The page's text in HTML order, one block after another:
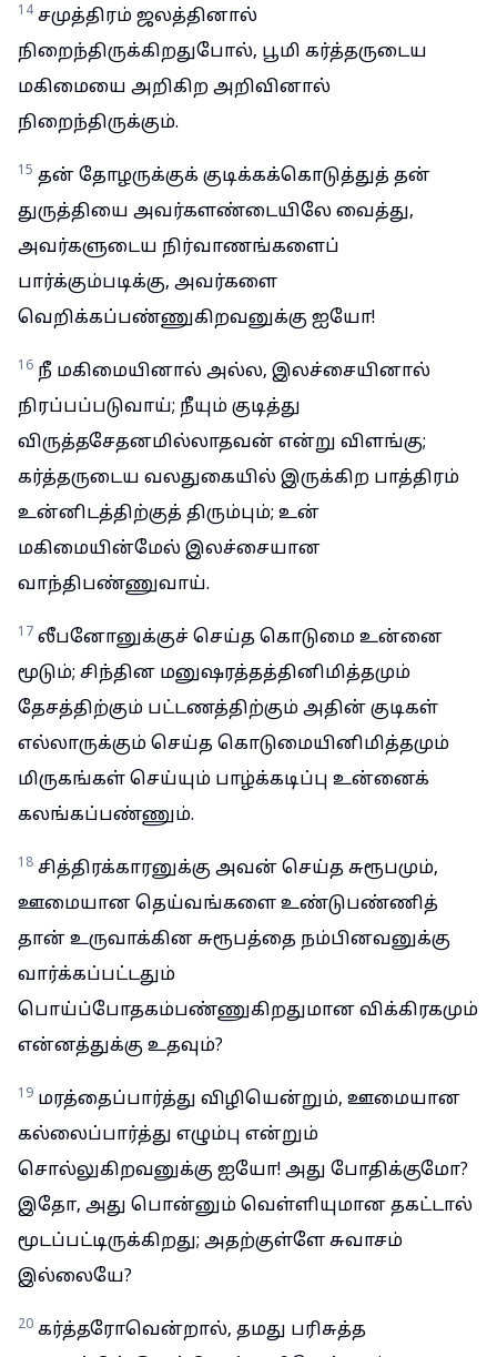
14 சமுத்திரம் ஜலத்தினால்
நிறைந்திருக்கிறதுபோல், பூமி கர்த்தருடைய
மகிமையை அறிகிற அறிவினால்
நிறைந்திருக்கும்.
15 தன் தோழருக்குக் குடிக்கக்கொடுத்துத் தன்
துருத்தியை அவர்களண்டையிலே வைத்து,
அவர்களுடைய நிர்வாணங்களைப்
பார்க்கும்படிக்கு, அவர்களை
வெறிக்கப்பண்ணுகிறவனுக்கு ஐயோ!
16 நீ மகிமையினால் அல்ல, இலச்சையினால்
நிரப்பப்படுவாய்; நீயும் குடித்து
விருத்தசேதனமில்லாதவன் என்று விளங்கு;
கர்த்தருடைய வலதுகையில் இருக்கிற பாத்திரம்
உன்னிடத்திற்குத் திரும்பும்; உன்
மகிமையின்மேல் இலச்சையான
வாந்திபண்ணுவாய்.
17 லீபனோனுக்குச் செய்த கொடுமை உன்னை
மூடும்; சிந்தின மனுஷரத்தத்தினிமித்தமும்
தேசத்திற்கும் பட்டணத்திற்கும் அதின் குடிகள்
எல்லாருக்கும் செய்த கொடுமையினிமித்தமும்
மிருகங்கள் செய்யும் பாழ்க்கடிப்பு உன்னைக்
கலங்கப்பண்ணும்.
18 சித்திரக்காரனுக்கு அவன் செய்த சுரூபமும்,
ஊமையான தெய்வங்களை உண்டுபண்ணித்
தான் உருவாக்கின சுரூபத்தை நம்பினவனுக்கு
வார்க்கப்பட்டதும்
பொய்ப்போதகம்பண்ணுகிறதுமான விக்கிரகமும்
என்னத்துக்கு உதவும்?
19 மரத்தைப்பார்த்து விழியென்றும், ஊமையான
கல்லைப்பார்த்து எழும்பு என்றும்
சொல்லுகிறவனுக்கு ஐயோ! அது போதிக்குமோ?
இதோ, அது பொன்னும் வெள்ளியுமான தகட்டால்
மூடப்பட்டிருக்கிறது; அதற்குள்ளே சுவாசம்
இல்லையே?
20 கர்த்தரோவென்றால், தமது பரிசுத்த